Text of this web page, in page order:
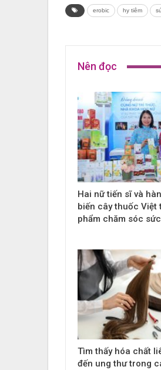
erobic hy tiêm
Nên đọc
Hai nữ tiến sĩ và
biến cây thuốc Việt
phẩm chăm sóc
Tìm thấy hóa chất
đến ung thư trong